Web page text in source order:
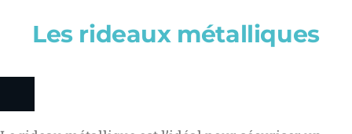
Les rideaux métalliques